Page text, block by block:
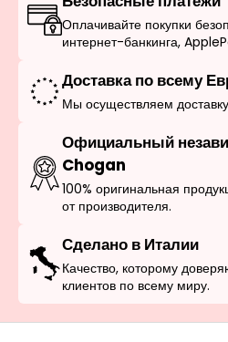
Оплачивайте покупки
интернет-банкинга,
Доставка по всему
Мы осуществляем
Официальный
Chogan
100% оригинальная
от производителя.
Сделано в Италии
Качество, которому
клиентов по всему миру.